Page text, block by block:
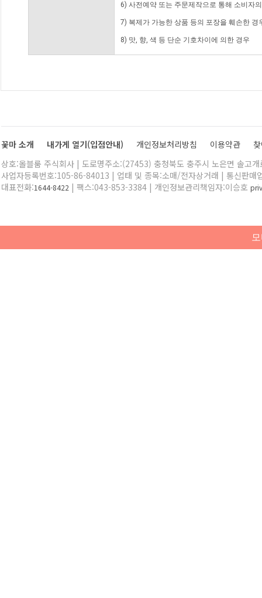
6) 사전예약 또는 주문제작으로 통해 소비자
7) 복제가 가능한 상품 등의 포장을 훼손한 경
8) 맛, 향, 색 등 단순 기호차이에 의한 경우
꽃마 소개 내가게 열기(입점안내) 개인정보처리방침 이용약관
상호:올블룸 주식회사 | 도로명주소:(27453) 충청북도 충주시 노은면 솔고
사업자등록번호:105-86-84013 | 업태 및 종목:소매/전자상거래 | 통신판매
대표전화:1644-8422 | 팩스:043-853-3384 | 개인정보관리책임자:이승호